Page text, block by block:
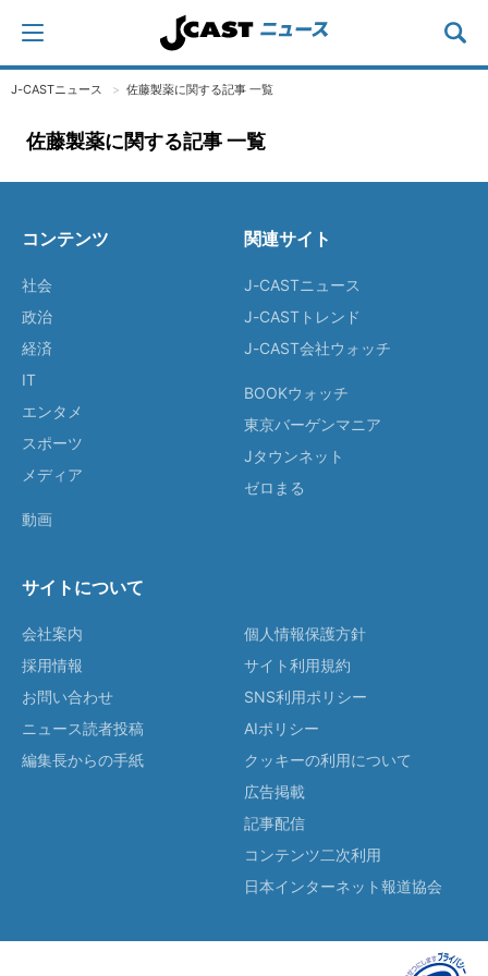
J-CASTニュース 佐藤製薬に関する記事 一覧
佐藤製薬に関する記事 一覧
コンテンツ
社会
政治
経済
IT
エンタメ
スポーツ
メディア
動画
関連サイト
J-CASTニュース
J-CASTトレンド
J-CAST会社ウォッチ
BOOKウォッチ
東京バーゲンマニア
Jタウンネット
ゼロまる
サイトについて
会社案内
採用情報
お問い合わせ
ニュース読者投稿
編集長からの手紙
個人情報保護方針
サイト利用規約
SNS利用ポリシー
AIポリシー
クッキーの利用について
広告掲載
記事配信
コンテンツ二次利用
日本インターネット報道協会